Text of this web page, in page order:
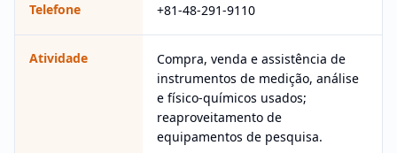
Telefone +81-48-291-9110
Atividade
Compra, venda e assistência de
instrumentos de medição, análise
e físico-químicos usados;
reaproveitamento de
equipamentos de pesquisa.